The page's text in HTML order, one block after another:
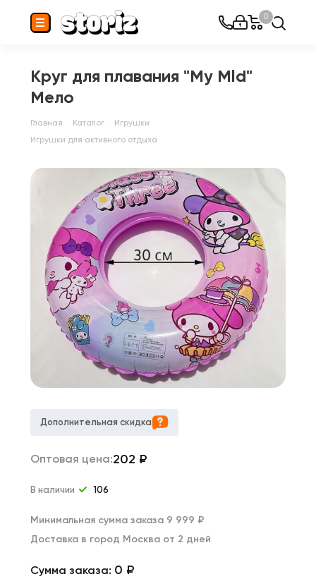
0
Круг для плавания "My Mld"
Мело
Главная Каталог
Игрушки
Игрушки для активного отдыха
Дополнительная скидка
Оптовая цена:202 ₽
В наличии 106
Минимальная сумма заказа 9 999 ₽
Доставка в город Москва от 2 дней
Сумма заказа: 0 ₽